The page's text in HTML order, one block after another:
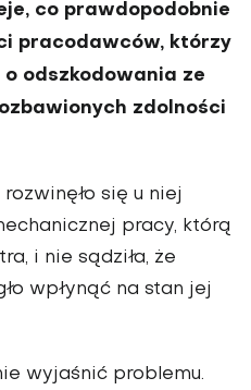
co prawdopodobnie
pracodawców, którzy
odszkodowania ze
zdolności
rozwinęło się u niej
pracy, którą
i nie sądziła, że
wpłynąć na stan jej
wyjaśnić problemu.